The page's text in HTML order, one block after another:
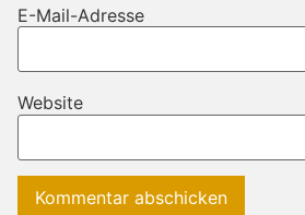
E-Mail-Adresse
Website